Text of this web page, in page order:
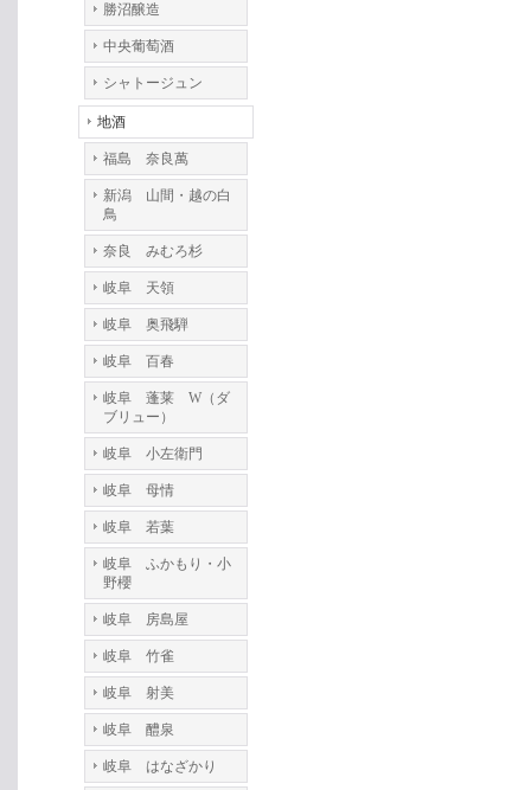
勝沼醸造
中央葡萄酒
シャトージュン
地酒
福島 奈良萬
新潟 山間・越の白
鳥
奈良 みむろ杉
岐阜 天領
岐阜 奥飛騨
岐阜 百春
岐阜 蓬莱 W（ダ
ブリュー）
岐阜 小左衛門
岐阜 母情
岐阜 若葉
岐阜 ふかもり・小
野櫻
岐阜 房島屋
岐阜 竹雀
岐阜 射美
岐阜 醴泉
岐阜 はなざかり